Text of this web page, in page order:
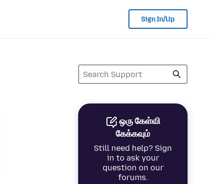
Sign In/Up
ஒரு கேள்வி
கேக்கவும்
Still need help? Sign
in to ask your
question on our
forums.